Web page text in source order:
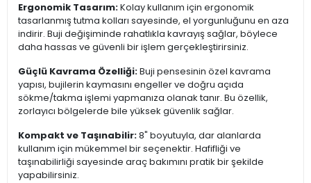
Ergonomik Tasarım:Kolay kullanım için ergonomik
tasarlanmış tutma kolları sayesinde, el yorgunluğunu en aza
indirir. Buji değişiminde rahatlıkla kavrayış sağlar, böylece
daha hassas ve güvenli bir işlem gerçekleştirirsiniz.
Güçlü Kavrama Özelliği:Buji pensesinin özel kavrama
yapısı, bujilerin kaymasını engeller ve doğru açıda
sökme/takma işlemi yapmanıza olanak tanır. Bu özellik,
zorlayıcı bölgelerde bile yüksek güvenlik sağlar.
Kompakt ve Taşınabilir:8" boyutuyla, dar alanlarda
kullanım için mükemmel bir seçenektir. Hafifliği ve
taşınabilirliği sayesinde araç bakımını pratik bir şekilde
yapabilirsiniz.